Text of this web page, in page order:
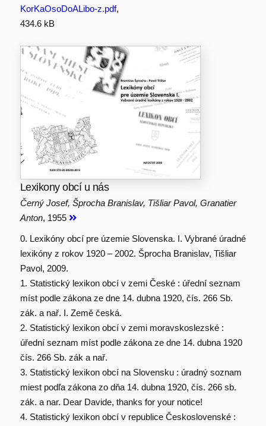
KorKaOsoDoALibo-z.pdf,
434.6 kB
Lexikony obcí u nás
Černý Josef, Šprocha Branislav, Tišliar Pavol, Granatier
Anton, 1955
0. Lexikóny obcí pre územie Slovenska. I. Vybrané úradné
lexikóny z rokov 1920 – 2002. Šprocha Branislav, Tišliar
Pavol, 2009.
1. Statistický lexikon obcí v zemi České : úřední seznam
míst podle zákona ze dne 14. dubna 1920, čís. 266 Sb.
zák. a nař. I. Země česká.
2. Statistický lexikon obcí v zemi moravskoslezské :
úřední seznam míst podle zákona ze dne 14. dubna 1920
čís. 266 Sb. zák a nař.
3. Statistický lexikon obcí na Slovensku : úradný soznam
miest podľa zákona zo dňa 14. dubna 1920, čís. 266 sb.
zák. a nar. Dear Davide, thanks for your notice!
4. Statistický lexikon obcí v republice Československé :